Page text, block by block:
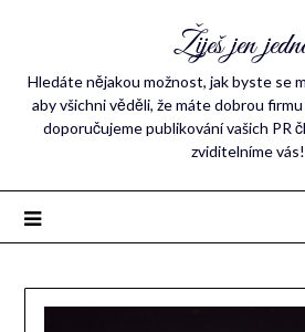
Žiješ jen
Hledáte nějakou možnost, jak byste se
aby všichni věděli, že máte dobrou
doporučujeme publikování vašich PR
zviditelníme vás!